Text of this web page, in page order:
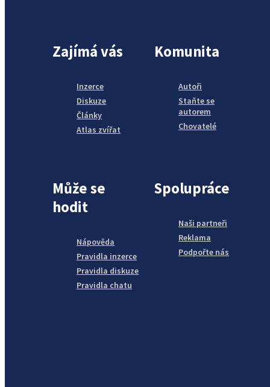
Zajímá vás
Inzerce
Diskuze
Články
Atlas zvířat
Komunita
Autoři
Staňte se
autorem
Chovatelé
Může se
hodit
Nápověda
Pravidla inzerce
Pravidla diskuze
Pravidla chatu
Spolupráce
Naši partneři
Reklama
Podpořte nás